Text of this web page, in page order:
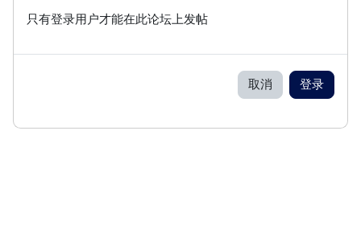
只有登录用户才能在此论坛上发帖
取消 登录